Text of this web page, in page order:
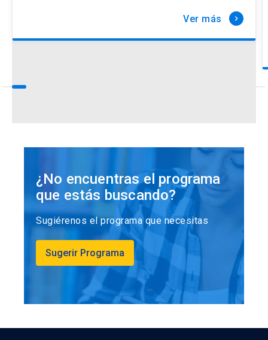
Ver más keyboard_arrow_right
¿No encuentras el programa
que estás buscando?
Sugiérenos el programa que necesitas
Sugerir Programa